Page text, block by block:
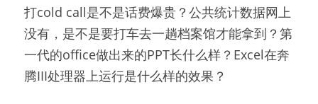
打cold call是不是话费爆贵？公共统计数据网上
没有，是不是要打车去一趟档案馆才能拿到？第
一代的office做出来的PPT长什么样？Excel在奔
腾III处理器上运行是什么样的效果？